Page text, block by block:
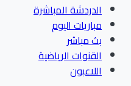
الدردشة المباشرة
مباريات اليوم
بث مباشر
القنوات الرياضية
اللاعبون